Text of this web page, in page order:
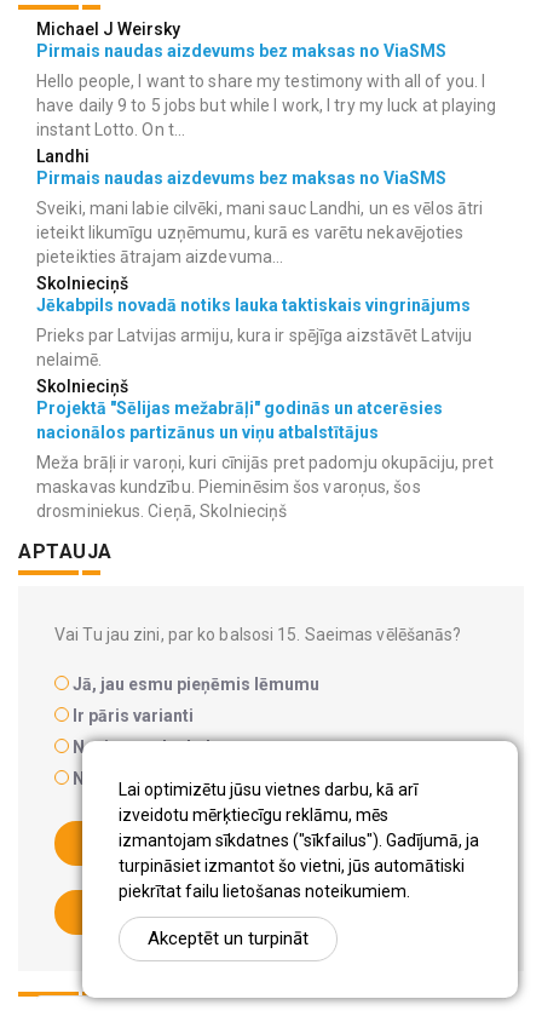
Lai optimizētu jūsu vietnes darbu, kā arī
izveidotu mērķtiecīgu reklāmu, mēs
izmantojam sīkdatnes ("sīkfailus"). Gadījumā, ja
turpināsiet izmantot šo vietni, jūs automātiski
piekrītat failu lietošanas noteikumiem.
Akceptēt un turpināt
Michael J Weirsky
Pirmais naudas aizdevums bez maksas no ViaSMS
Hello people, I want to share my testimony with all of you. I
have daily 9 to 5 jobs but while I work, I try my luck at playing
instant Lotto. On t...
Landhi
Pirmais naudas aizdevums bez maksas no ViaSMS
Sveiki, mani labie cilvēki, mani sauc Landhi, un es vēlos ātri
ieteikt likumīgu uzņēmumu, kurā es varētu nekavējoties
pieteikties ātrajam aizdevuma...
Skolnieciņš
Jēkabpils novadā notiks lauka taktiskais vingrinājums
Prieks par Latvijas armiju, kura ir spējīga aizstāvēt Latviju
nelaimē.
Skolnieciņš
Projektā "Sēlijas mežabrāļi" godinās un atcerēsies
nacionālos partizānus un viņu atbalstītājus
Meža brāļi ir varoņi, kuri cīnijās pret padomju okupāciju, pret
maskavas kundzību. Pieminēsim šos varoņus, šos
drosminiekus. Cieņā, Skolnieciņš
APTAUJA
Vai Tu jau zini, par ko balsosi 15. Saeimas vēlēšanās?
Jā, jau esmu pieņēmis lēmumu
Ir pāris varianti
Nezinu par ko balsot
Nedošos uz vēlēšanām
BALSOT